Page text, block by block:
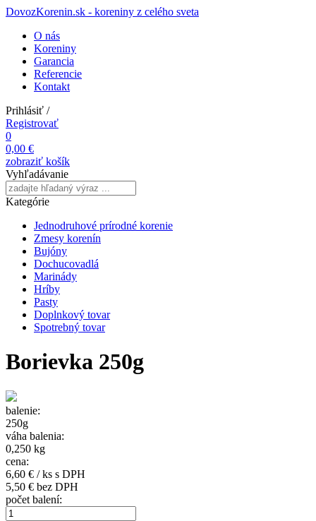
DovozKorenin.sk - koreniny z celého sveta
O nás
Koreniny
Garancia
Referencie
Kontakt
Prihlásiť /
Registrovať
0
0,00 €
zobraziť košík
Vyhľadávanie
Kategórie
Jednodruhové prírodné korenie
Zmesy korenín
Bujóny
Dochucovadlá
Marinády
Hríby
Pasty
Doplnkový tovar
Spotrebný tovar
Borievka 250g
balenie:
250g
váha balenia:
0,250 kg
cena:
6,60 € / ks s DPH
5,50 € bez DPH
počet balení: